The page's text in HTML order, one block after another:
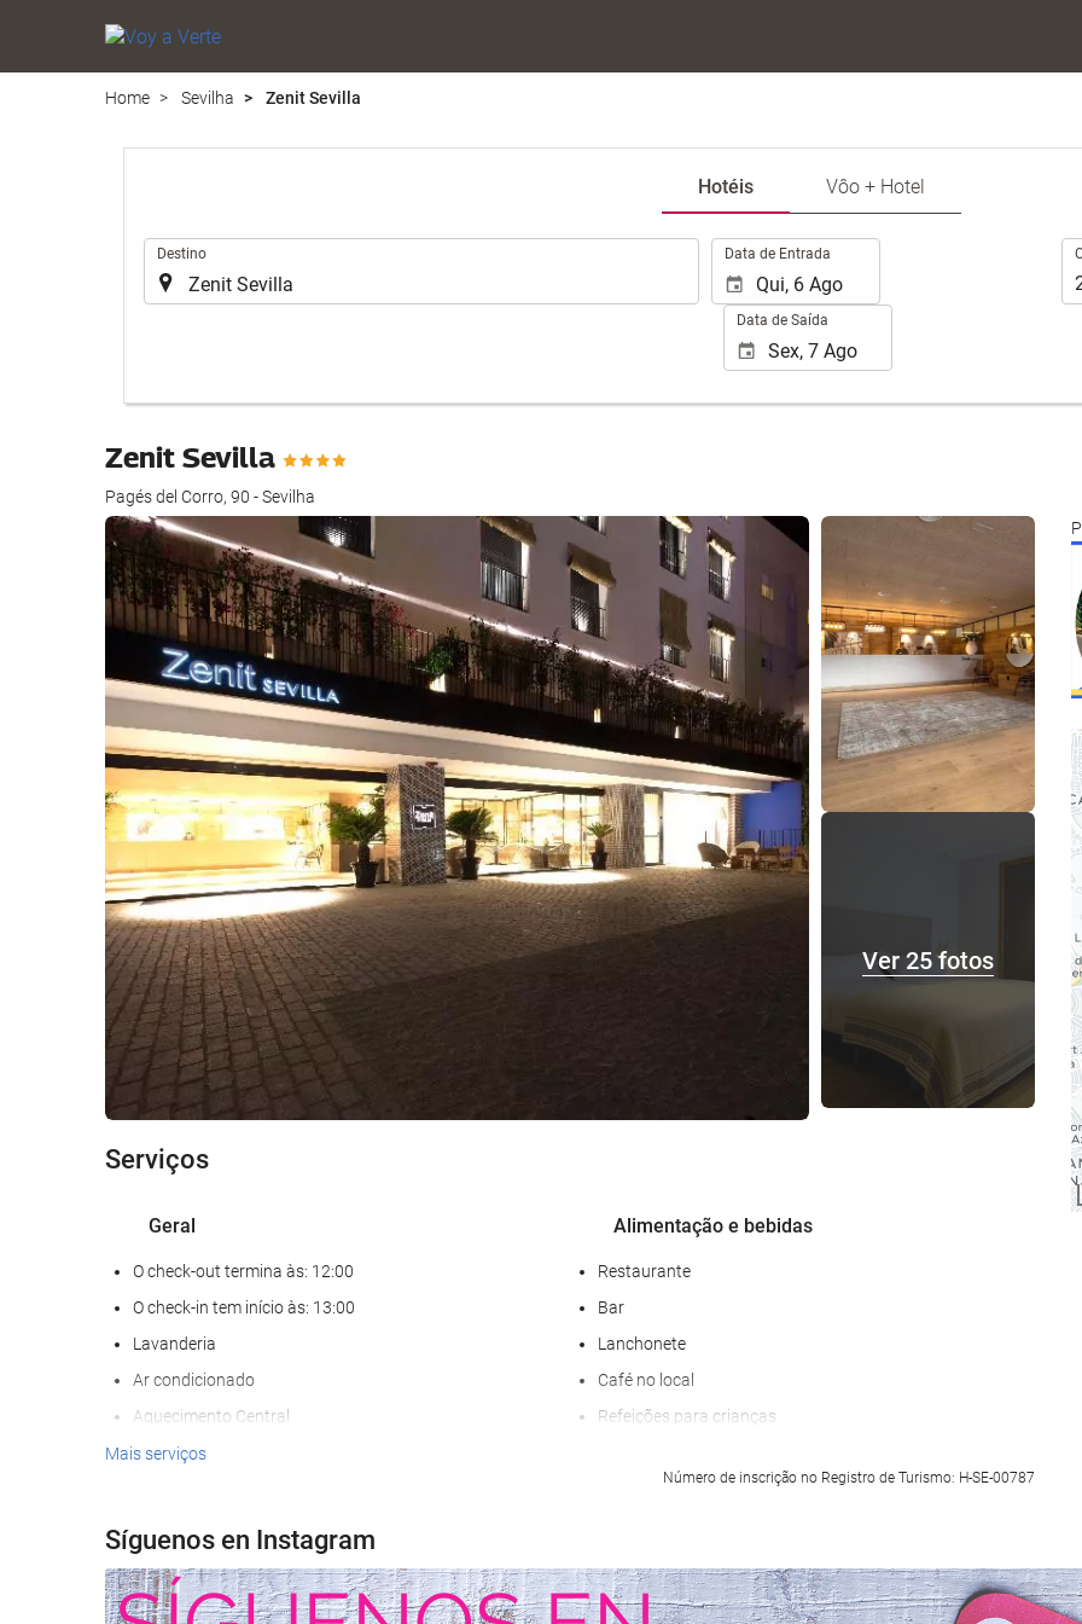
Home Sevilha Zenit Sevilla
Hotéis Vôo + Hotel
Destino Data de Entrada
Data de Saída
Zenit Sevilla
Pagés del Corro, 90 - Sevilha
Ver 25 fotos
Ver 25 fotos
Serviços
Geral
O check-out termina às: 12:00
O check-in tem início às: 13:00
Lavanderia
Ar condicionado
Aquecimento Central
Elevador
Quartos para não fumantes
Quartos com isolamento acústico
Alimentação e bebidas
Restaurante
Bar
Lanchonete
Café no local
Refeições para crianças
Café da manhã no quarto
Mais serviços
Número de inscrição no Registro de Turismo: H-SE-00787
Síguenos en Instagram